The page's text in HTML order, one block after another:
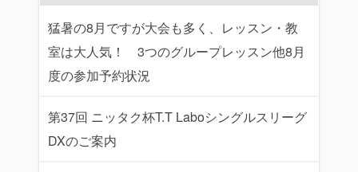
猛暑の8月ですが大会も多く、レッスン・教
室は大人気！ 3つのグループレッスン他8月
度の参加予約状況
第37回 ニッタク杯T.T Laboシングルスリーグ
DXのご案内